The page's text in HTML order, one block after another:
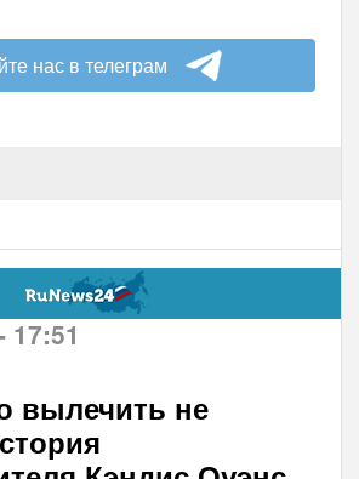
нас в телеграм
17:51
вылечить не